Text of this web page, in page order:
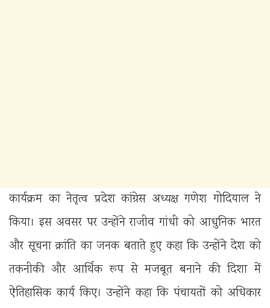
कार्यक्रम का नेतृत्व प्रदेश कांग्रेस अध्यक्ष गणेश गोदियाल ने
किया। इस अवसर पर उन्होंने राजीव गांधी को आधुनिक भारत
और सूचना क्रांति का जनक बताते हुए कहा कि उन्होंने देश को
तकनीकी और आर्थिक रूप से मजबूत बनाने की दिशा में
ऐतिहासिक कार्य किए। उन्होंने कहा कि पंचायतों को अधिकार